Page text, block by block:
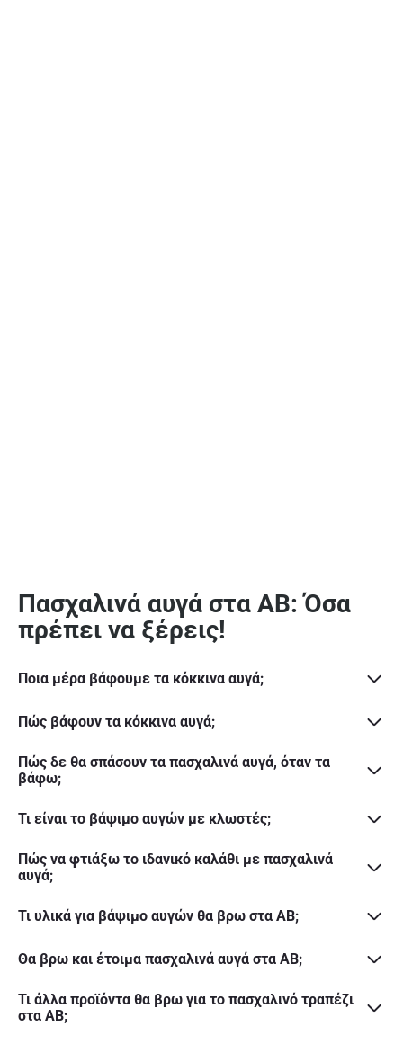
Πασχαλινά αυγά στα ΑΒ: Όσα
πρέπει να ξέρεις!
Ποια μέρα βάφουμε τα κόκκινα αυγά;
Πώς βάφουν τα κόκκινα αυγά;
Πώς δε θα σπάσουν τα πασχαλινά αυγά, όταν τα
βάφω;
Τι είναι το βάψιμο αυγών με κλωστές;
Πώς να φτιάξω το ιδανικό καλάθι με πασχαλινά
αυγά;
Τι υλικά για βάψιμο αυγών θα βρω στα ΑΒ;
Θα βρω και έτοιμα πασχαλινά αυγά στα ΑΒ;
Τι άλλα προϊόντα θα βρω για το πασχαλινό τραπέζι
στα ΑΒ;